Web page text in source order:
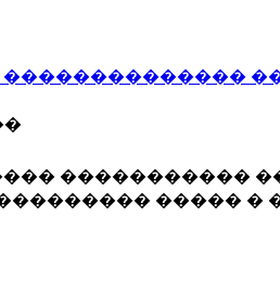
�����������
����� �